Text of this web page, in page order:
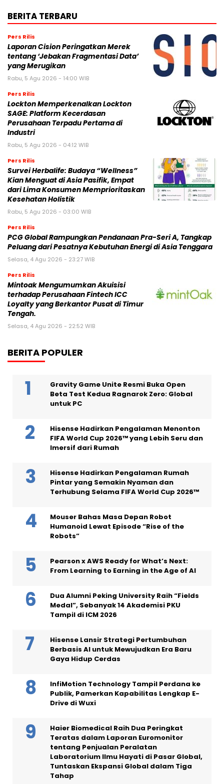
BERITA TERBARU
Pers Rilis
Laporan Cision Peringatkan Merek
tentang ‘Jebakan Fragmentasi Data’
yang Merugikan
Rabu, 5 Agu 2026 - 14:00 WIB
Pers Rilis
Lockton Memperkenalkan Lockton
SAGE: Platform Kecerdasan
Perusahaan Terpadu Pertama di
Industri
Rabu, 5 Agu 2026 - 04:12 WIB
Pers Rilis
Survei Herbalife: Budaya “Wellness”
Kian Menguat di Asia Pasifik, Empat
dari Lima Konsumen Memprioritaskan
Kesehatan Holistik
Rabu, 5 Agu 2026 - 03:00 WIB
Pers Rilis
PCG Global Rampungkan Pendanaan Pra-Seri A, Tangkap
Peluang dari Pesatnya Kebutuhan Energi di Asia Tenggara
Selasa, 4 Agu 2026 - 23:27 WIB
Pers Rilis
Mintoak Mengumumkan Akuisisi
terhadap Perusahaan Fintech ICC
Loyalty yang Berkantor Pusat di Timur
Tengah.
Selasa, 4 Agu 2026 - 22:52 WIB
BERITA POPULER
Gravity Game Unite Resmi Buka Open
Beta Test Kedua Ragnarok Zero: Global
untuk PC
Hisense Hadirkan Pengalaman Menonton
FIFA World Cup 2026™ yang Lebih Seru dan
Imersif dari Rumah
Hisense Hadirkan Pengalaman Rumah
Pintar yang Semakin Nyaman dan
Terhubung Selama FIFA World Cup 2026™
Mouser Bahas Masa Depan Robot
Humanoid Lewat Episode “Rise of the
Robots”
Pearson x AWS Ready for What’s Next:
From Learning to Earning in the Age of AI
Dua Alumni Peking University Raih “Fields
Medal”, Sebanyak 14 Akademisi PKU
Tampil di ICM 2026
Hisense Lansir Strategi Pertumbuhan
Berbasis AI untuk Mewujudkan Era Baru
Gaya Hidup Cerdas
InfiMotion Technology Tampil Perdana ke
Publik, Pamerkan Kapabilitas Lengkap E-
Drive di Wuxi
Haier Biomedical Raih Dua Peringkat
Teratas dalam Laporan Euromonitor
tentang Penjualan Peralatan
Laboratorium Ilmu Hayati di Pasar Global,
Tuntaskan Ekspansi Global dalam Tiga
Tahap